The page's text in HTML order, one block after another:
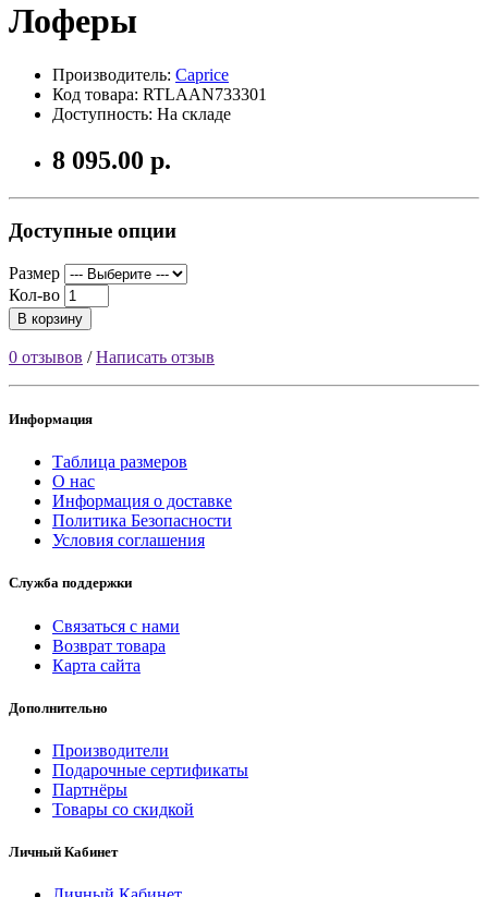
Лоферы
Производитель: Caprice
Код товара: RTLAAN733301
Доступность: На складе
8 095.00 р.
Доступные опции
Размер
Кол-во
В корзину
0 отзывов /Написать отзыв
Информация
Таблица размеров
О нас
Информация о доставке
Политика Безопасности
Условия соглашения
Служба поддержки
Связаться с нами
Возврат товара
Карта сайта
Дополнительно
Производители
Подарочные сертификаты
Партнёры
Товары со скидкой
Личный Кабинет